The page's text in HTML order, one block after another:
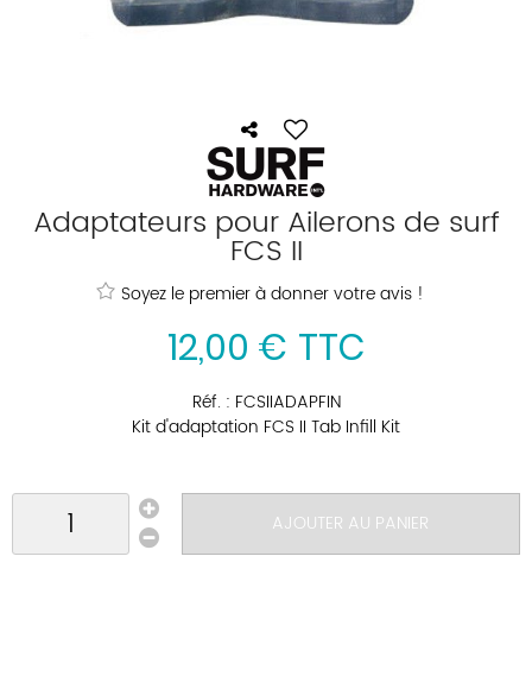
Adaptateurs pour Ailerons de surf
FCS II
Soyez le premier à donner votre avis !
12,00 € TTC
Réf. : FCSIIADAPFIN
Kit d'adaptation FCS II Tab Infill Kit
AJOUTER AU PANIER